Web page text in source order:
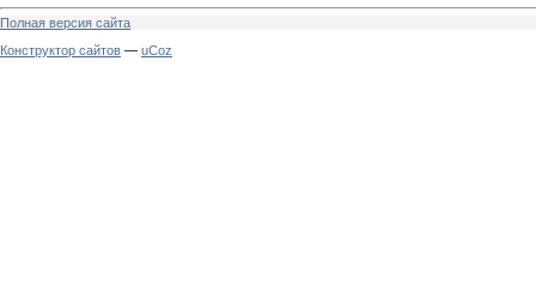
Полная версия сайта
Конструктор сайтов — uCoz